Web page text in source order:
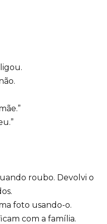
roubo. Devolvi o
foto usando-o.
com a família.